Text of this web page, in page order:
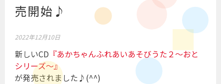
売開始♪
2022年12月10日
新しいCD 『あかちゃんふれあいあそびうた２～おと
シリーズ～』
が発売されました♪(^^)